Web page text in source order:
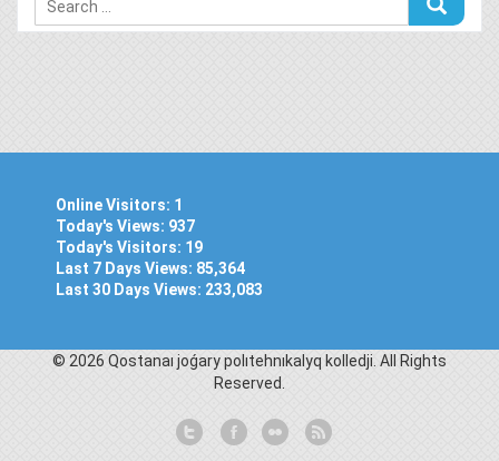
Online Visitors: 1
Today's Views: 937
Today's Visitors: 19
Last 7 Days Views: 85,364
Last 30 Days Views: 233,083
© 2026 Qostanaı joǵary polıtehnıkalyq kolledjі. All Rights
Reserved.